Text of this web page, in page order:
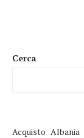
Cerca
Acquisto Albania